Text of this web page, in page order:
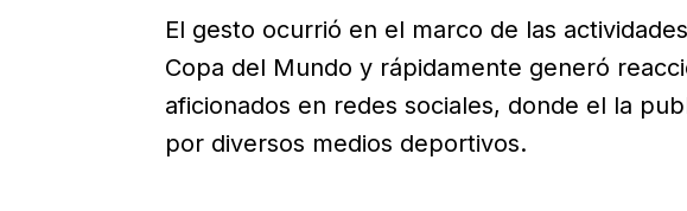
El gesto ocurrió en el marco de las
Copa del Mundo y rápidamente generó
aficionados en redes sociales, donde el la
por diversos medios deportivos.